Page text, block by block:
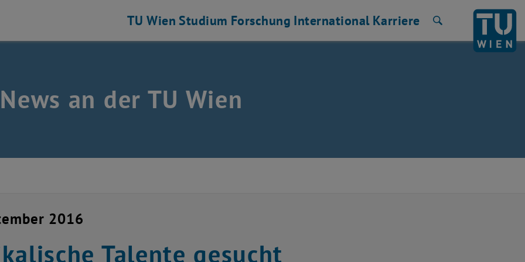
TU Wien Studium Forschung International Karriere
an der TU Wien
2016
Talente gesucht